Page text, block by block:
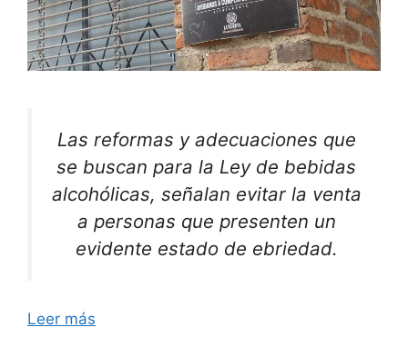
Las reformas y adecuaciones que
se buscan para la Ley de bebidas
alcohólicas, señalan evitar la venta
a personas que presenten un
evidente estado de ebriedad.
Leer más